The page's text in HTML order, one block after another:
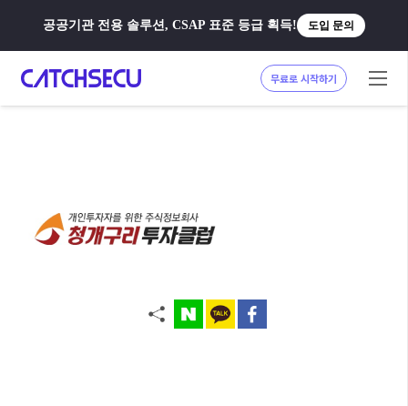
공공기관 전용 솔루션, CSAP 표준 등급 획득! 도입 문의
무료로 시작하기